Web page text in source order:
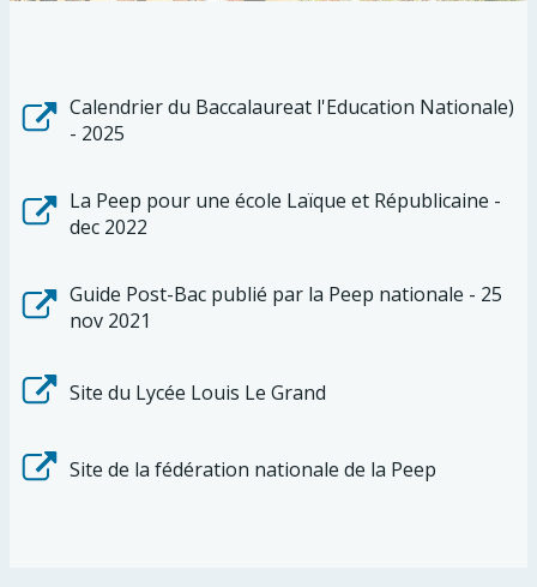
Calendrier du Baccalaureat l'Education Nationale)
- 2025
La Peep pour une école Laïque et Républicaine -
dec 2022
Guide Post-Bac publié par la Peep nationale - 25
nov 2021
Site du Lycée Louis Le Grand
Site de la fédération nationale de la Peep